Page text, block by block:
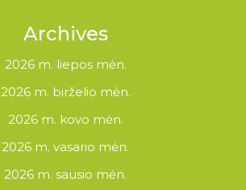
Archives
2026 m. liepos mėn.
2026 m. birželio mėn.
2026 m. kovo mėn.
2026 m. vasario mėn.
2026 m. sausio mėn.